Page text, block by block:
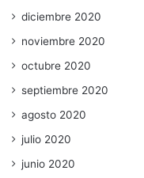
diciembre 2020
noviembre 2020
octubre 2020
septiembre 2020
agosto 2020
julio 2020
junio 2020